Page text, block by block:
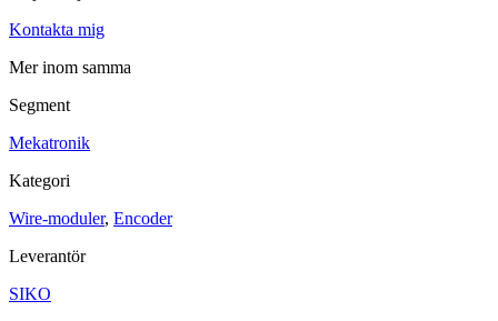
Maskinsäkerhet
Ljusridåer
Varningsljud
Varningsljus
Övrigt
Kontakta mig
Mer inom samma
Segment
Mekatronik
Kategori
Wire-moduler, Encoder
Leverantör
SIKO